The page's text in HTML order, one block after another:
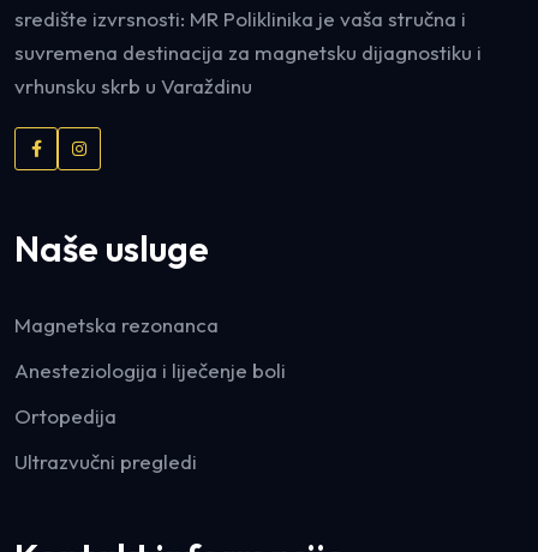
središte izvrsnosti: MR Poliklinika je vaša stručna i
suvremena destinacija za magnetsku dijagnostiku i
vrhunsku skrb u Varaždinu
Naše usluge
Magnetska rezonanca
Anesteziologija i liječenje boli
Ortopedija
Ultrazvučni pregledi